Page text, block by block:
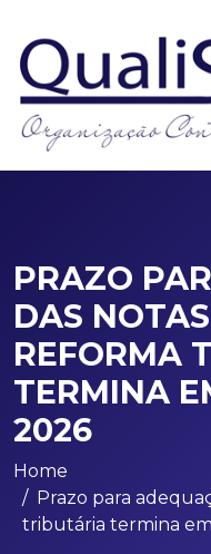
PRAZO
DAS
REFORMA
TERMINA
2026
Home
Prazo para
tributária termina